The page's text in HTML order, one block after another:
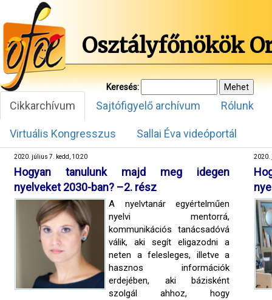
Osztályfőnökök
Keresés:
Cikkarchívum Sajtófigyelő archívum Rólunk
Virtuális Kongresszus Sallai Éva videóportál
2020. július 7. kedd, 10:20
Hogyan tanulunk majd meg idegen
nyelveket 2030-ban? –2. rész
A nyelvtanár egyértelműen
nyelvi mentorrá,
kommunikációs tanácsadóvá
válik, aki segít eligazodni a
neten a felesleges, illetve a
hasznos információk
erdejében, aki bázisként
szolgál ahhoz, hogy
2020.